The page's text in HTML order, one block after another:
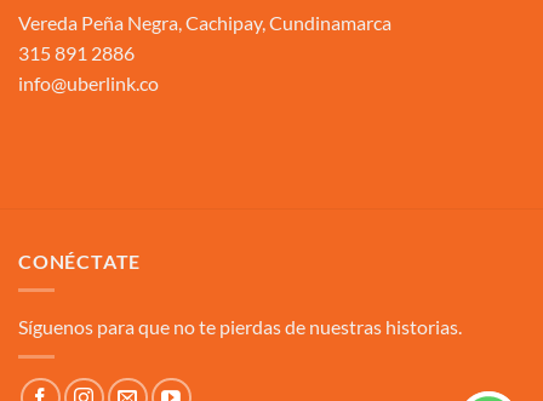
Vereda Peña Negra, Cachipay, Cundinamarca
315 891 2886
info@uberlink.co
CONÉCTATE
Síguenos para que no te pierdas de nuestras historias.